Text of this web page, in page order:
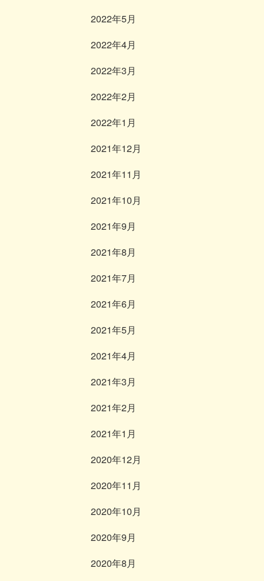
2022年5月
2022年4月
2022年3月
2022年2月
2022年1月
2021年12月
2021年11月
2021年10月
2021年9月
2021年8月
2021年7月
2021年6月
2021年5月
2021年4月
2021年3月
2021年2月
2021年1月
2020年12月
2020年11月
2020年10月
2020年9月
2020年8月